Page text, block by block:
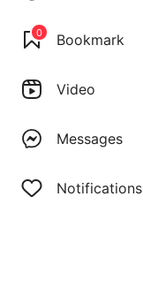
0 Bookmark
Video
Messages
Notifications